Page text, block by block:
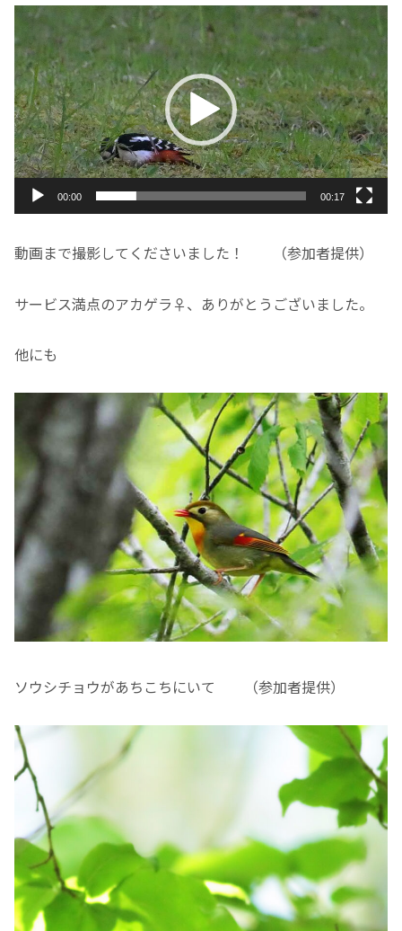
動
画
プ
レ
ー
ヤ
ー
00:00 00:17
動画まで撮影してくださいました！ （参加者提供）
サービス満点のアカゲラ♀、ありがとうございました。
他にも
ソウシチョウがあちこちにいて （参加者提供）